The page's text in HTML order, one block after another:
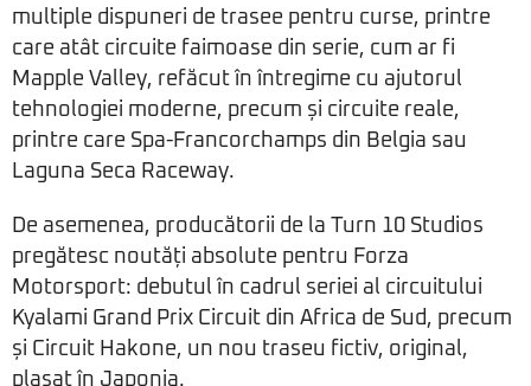
multiple dispuneri de trasee pentru curse, printre
care atât circuite faimoase din serie, cum ar fi
Mapple Valley, refăcut în întregime cu ajutorul
tehnologiei moderne, precum și circuite reale,
printre care Spa-Francorchamps din Belgia sau
Laguna Seca Raceway.
De asemenea, producătorii de la Turn 10 Studios
pregătesc noutăți absolute pentru Forza
Motorsport: debutul în cadrul seriei al circuitului
Kyalami Grand Prix Circuit din Africa de Sud, precum
și Circuit Hakone, un nou traseu fictiv, original,
plasat în Japonia.